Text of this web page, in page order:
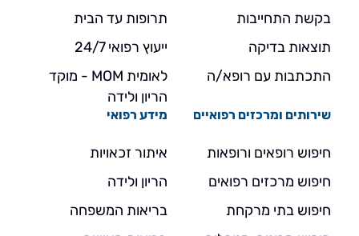
בקשת התחייבות
תוצאות בדיקה
התכתבות עם רופא/ה
תרופות עד הבית
ייעוץ רפואי 24/7
לאומית MOM - מוקד
הריון ולידה
שירותים ומרכזים רפואיים
חיפוש רופאים ורופאות
חיפוש מרכזים רפואים
חיפוש בתי מרקחת
מידע רפואי
איתור זכאויות
הריון ולידה
בריאות המשפחה